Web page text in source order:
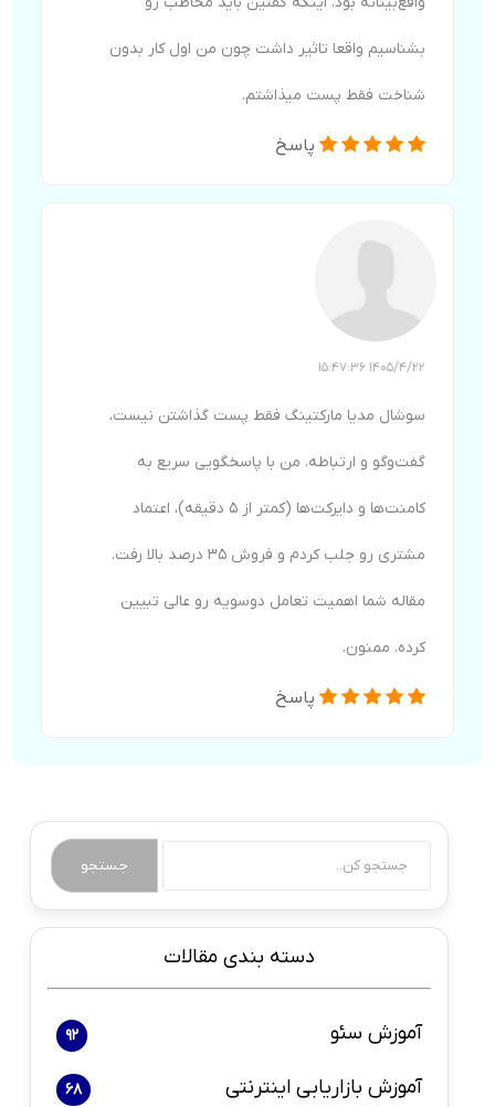
بشناسیم واقعا تاثیر داشت چون من اول کار بدون
شناخت فقط پست میذاشتم.
پاسخ
1405/4/22 15:47:36
سوشال مدیا مارکتینگ فقط پست گذاشتن نیست،
گفت‌وگو و ارتباطه. من با پاسخگویی سریع به
کامنت‌ها و دایرکت‌ها (کمتر از ۵ دقیقه)، اعتماد
مشتری رو جلب کردم و فروش ۳۵ درصد بالا رفت.
مقاله شما اهمیت تعامل دوسویه رو عالی تبیین
کرده. ممنون.
پاسخ
جستجو
دسته بندی مقالات
آموزش سئو 92
آموزش بازاریابی اینترنتی 68